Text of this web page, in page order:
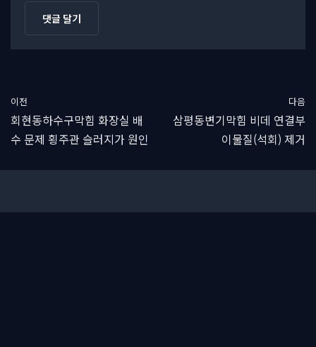
이전
회현동하수구막힘 화장실 배
수 문제 횡주관 슬러지가 원인
다음
삼평동변기막힘 비데 연결부
이물질(석회) 제거